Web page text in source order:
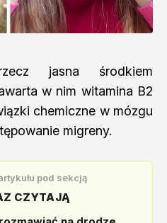
jasna środkiem
w nim witamina B2
chemiczne w mózgu
migreny.
pod sekcją
CZYTAJĄ